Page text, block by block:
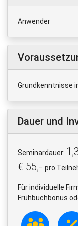
Anwender
Grundkenntnisse
Dauer und
Seminardauer:
€ 55,- pro
Für individuelle
Frühbuchbonus